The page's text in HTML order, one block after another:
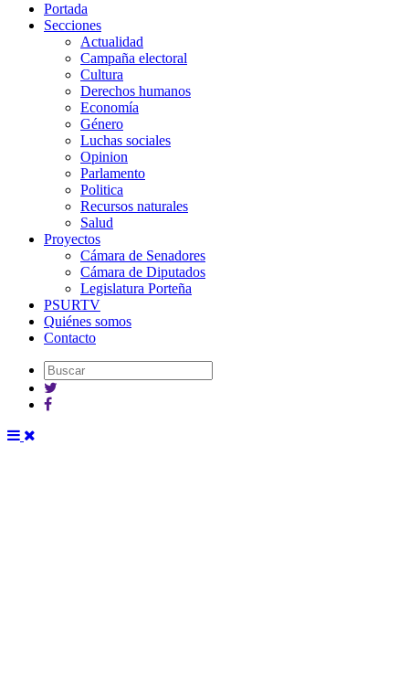
Portada
Secciones
Actualidad
Campaña electoral
Cultura
Derechos humanos
Economía
Género
Luchas sociales
Opinion
Parlamento
Politica
Recursos naturales
Salud
Proyectos
Cámara de Senadores
Cámara de Diputados
Legislatura Porteña
PSURTV
Quiénes somos
Contacto